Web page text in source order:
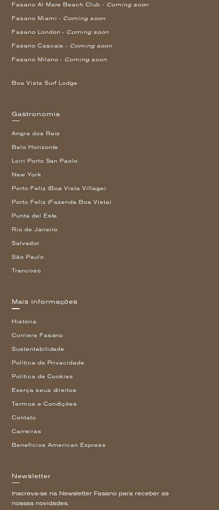
Fasano Al Mare Beach Club - Coming soon
Fasano Miami - Coming soon
Fasano London - Coming soon
Fasano Cascais - Coming soon
Fasano Milano - Coming soon
Boa Vista Surf Lodge
Gastronomia
Angra dos Reis
Belo Horizonte
Loiri Porto San Paolo
New York
Porto Feliz (Boa Vista Village)
Porto Feliz (Fazenda Boa Vista)
Punta del Este
Rio de Janeiro
Salvador
São Paulo
Trancoso
Mais informações
História
Corriere Fasano
Sustentabilidade
Política de Privacidade
Política de Cookies
Exerça seus direitos
Termos e Condições
Contato
Carreiras
Benefícios American Express
Newsletter
Inscreva-se na Newsletter Fasano para receber as
nossas novidades.